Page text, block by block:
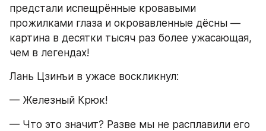
предстали испещрённые кровавыми
прожилками глаза и окровавленные дёсны —
картина в десятки тысяч раз более ужасающая,
чем в легендах!
Лань Цзинъи в ужасе воскликнул:
— Железный Крюк!
— Что это значит? Разве мы не расплавили его